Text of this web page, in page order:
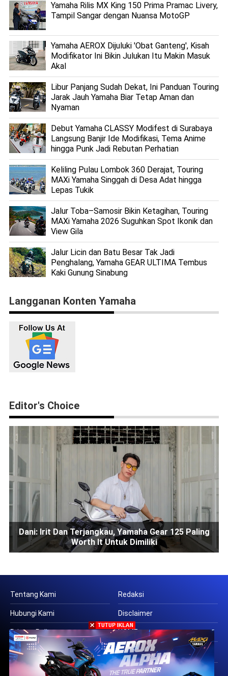
Yamaha Rilis MX King 150 Prima Pramac Livery,
Tampil Sangar dengan Nuansa MotoGP
Yamaha AEROX Dijuluki 'Obat Ganteng', Kisah
Modifikator Ini Bikin Julukan Itu Makin Masuk
Akal
Libur Panjang Sudah Dekat, Ini Panduan Touring
Jarak Jauh Yamaha Biar Tetap Aman dan
Nyaman
Debut Yamaha CLASSY Modifest di Surabaya
Langsung Banjir Ide Modifikasi, Tema Anime
hingga Punk Jadi Rebutan Perhatian
Keliling Pulau Lombok 360 Derajat, Touring
MAXi Yamaha Singgah di Desa Adat hingga
Lepas Tukik
Jalur Toba–Samosir Bikin Ketagihan, Touring
MAXi Yamaha 2026 Suguhkan Spot Ikonik dan
View Gila
Jalur Licin dan Batu Besar Tak Jadi
Penghalang, Yamaha GEAR ULTIMA Tembus
Kaki Gunung Sinabung
Langganan Konten Yamaha
Editor's Choice
Dani: Irit Dan Terjangkau, Yamaha Gear 125 Paling
Worth It Untuk Dimiliki
Tentang Kami Redaksi
Hubungi Kami Disclaimer
Privacy Policy HOME